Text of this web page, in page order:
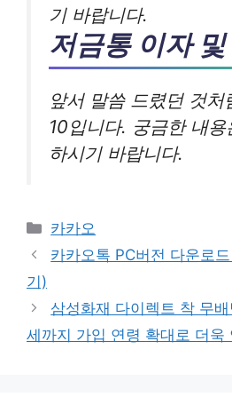
기 바랍니다.
저금통 이자
앞서 말씀 드렸던 것
10입니다. 궁금한 내
하시기 바랍니다.
카
테
고
카카오
카카오톡 PC버전 다운로
기)
삼성화재 다이렉트 착 무
세까지 가입 연령 확대로 더욱